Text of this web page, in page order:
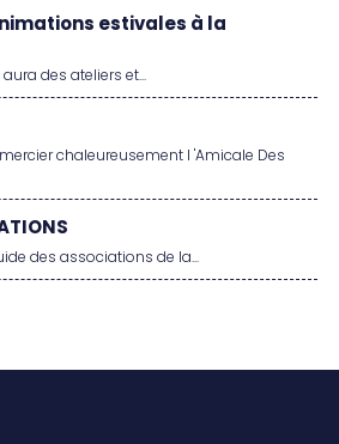
estivales à la
des ateliers et...
chaleureusement l 'Amicale Des
des associations de la...